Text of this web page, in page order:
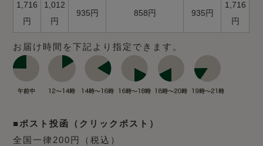
1,716
円
1,012
円
935円 858円 935円
1,716
円
お届け時間を下記より指定できます。
■ポスト投函（クリックポスト）
全国一律200円（税込）